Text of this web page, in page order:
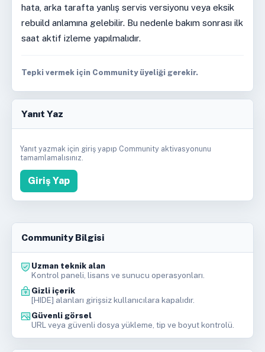
hata, arka tarafta yanlış servis versiyonu veya eksik
rebuild anlamına gelebilir. Bu nedenle bakım sonrası ilk
saat aktif izleme yapılmalıdır.
Tepki vermek için Community üyeliği gerekir.
Yanıt Yaz
Yanıt yazmak için giriş yapıp Community aktivasyonunu
tamamlamalısınız.
Giriş Yap
Community Bilgisi
Uzman teknik alan
Kontrol paneli, lisans ve sunucu operasyonları.
Gizli içerik
[HIDE] alanları girişsiz kullanıcılara kapalıdır.
Güvenli görsel
URL veya güvenli dosya yükleme, tip ve boyut kontrolü.